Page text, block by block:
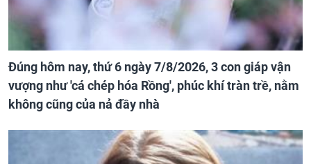
Đúng hôm nay, thứ 6 ngày 7/8/2026, 3 con giáp vận
vượng như 'cá chép hóa Rồng', phúc khí tràn trề, nằm
không cũng của nả đầy nhà